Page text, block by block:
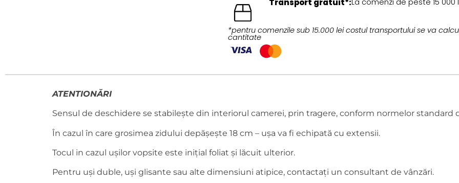
Transport gratuit*:
*pentru comenzile sub 15.000 lei costul transportului se va
cantitate
ATENTIONĂRI
Sensul de deschidere se stabilește din interiorul camerei, prin tragere, conform normelor standard
În cazul în care grosimea zidului depășește 18 cm – ușa va fi echipată cu extensii.
Tocul in cazul ușilor vopsite este inițial foliat și lăcuit ulterior.
Pentru uși duble, uși glisante sau alte dimensiuni atipice, contactați un consultant de vânzări.